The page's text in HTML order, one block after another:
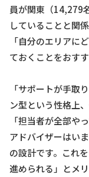
員が関東（14,279
していることと関
「自分のエリアに
ておくことをおすす
「サポートが手取
ン型という性格上
「担当者が全部や
アドバイザーはい
の設計です。これ
進められる」とメ